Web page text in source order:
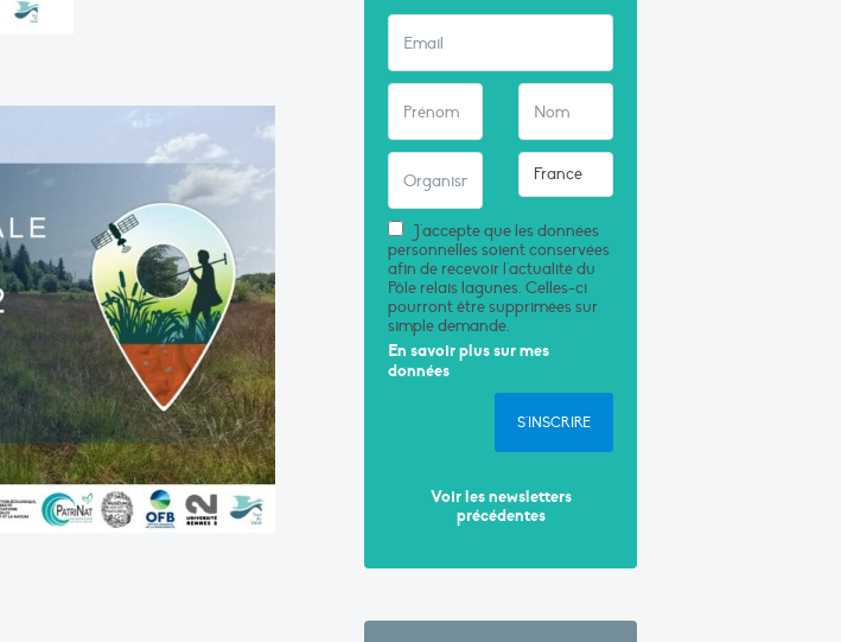
J'accepte que les données
personnelles soient conservées
afin de recevoir l'actualité du
Pôle relais lagunes. Celles-ci
pourront être supprimées sur
simple demande.
En savoir plus sur mes
données
S'INSCRIRE
Voir les newsletters
précédentes